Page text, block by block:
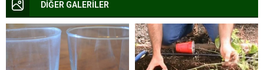
DİĞER GALERİLER